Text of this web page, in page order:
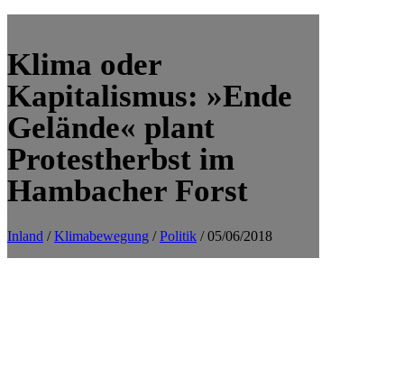
Klima oder
Kapitalismus: »Ende
Gelände« plant
Protestherbst im
Hambacher Forst
Inland /Klimabewegung /Politik / 05/06/2018